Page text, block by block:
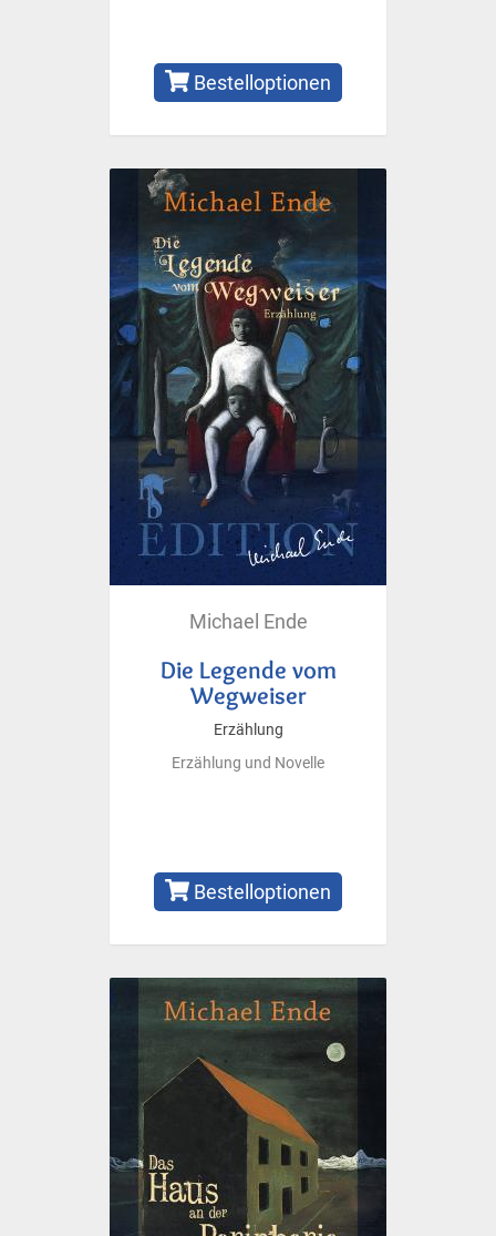
Bestelloptionen
Michael Ende
Die Legende vom
Wegweiser
Erzählung
Erzählung und Novelle
Bestelloptionen